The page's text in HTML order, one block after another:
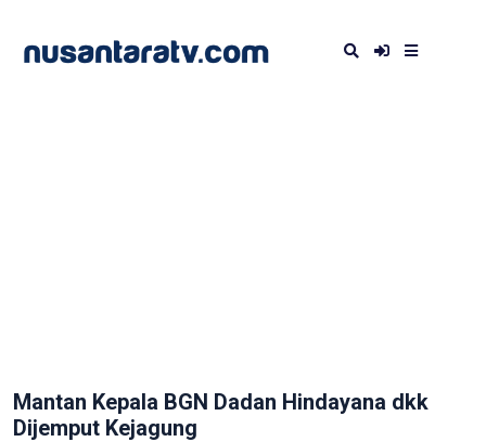
Mantan Kepala BGN Dadan Hindayana dkk
Dijemput Kejagung